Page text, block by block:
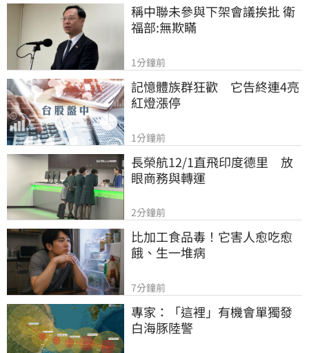
稱中聯未參與下架會議挨批 衛
福部:無欺瞞
1分鐘前
記憶體族群狂歡　它告終連4亮
紅燈漲停
1分鐘前
長榮航12/1直飛印度德里　放
眼商務與轉運
2分鐘前
比加工食品毒！它害人愈吃愈
餓、生一堆病
7分鐘前
專家：「這裡」有機會單獨發
白海豚陸警